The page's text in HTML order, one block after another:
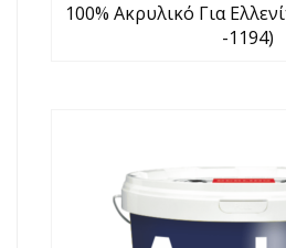
100% Ακρυλικό Για
-1194)